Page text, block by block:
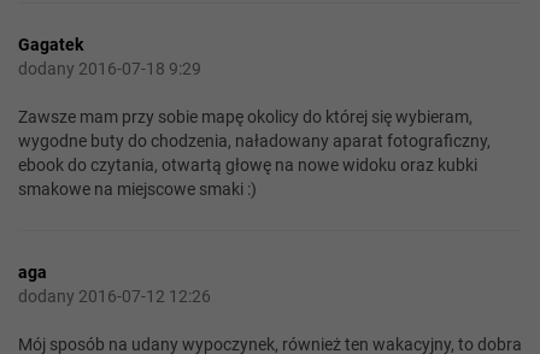
Gagatek
dodany 2016-07-18 9:29
Zawsze mam przy sobie mapę okolicy do której się wybieram,
wygodne buty do chodzenia, naładowany aparat fotograficzny,
ebook do czytania, otwartą głowę na nowe widoku oraz kubki
smakowe na miejscowe smaki :)
aga
dodany 2016-07-12 12:26
Mój sposób na udany wypoczynek, również ten wakacyjny, to dobra